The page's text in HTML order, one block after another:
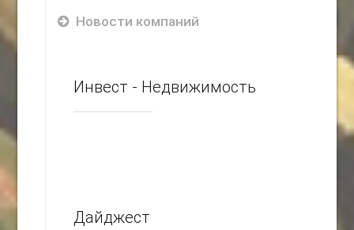
Новости компаний
Инвест - Недвижимость
Дайджест